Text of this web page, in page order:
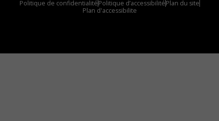
Politique de confidentialitéPolitique d’accessibilitéPlan du site
Plan d'accessibilite